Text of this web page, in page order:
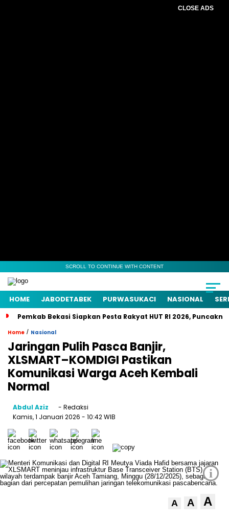
CLOSE ADS
SCROLL TO CONTINUE WITH CONTENT
HOME JABODETABEK PURWASUKACI NASIONAL
Pemkab Bekasi Siapkan Pesta Rakyat HUT RI 2026,
Home / Nasional
Jaringan Pulih Pasca Banjir,
XLSMART–KOMDIGI Pastikan
Komunikasi Warga Aceh Kembali
Normal
Abdul Aziz
- Redaksi
Kamis, 1 Januari 2026 - 10:42 WIB
i
A A A